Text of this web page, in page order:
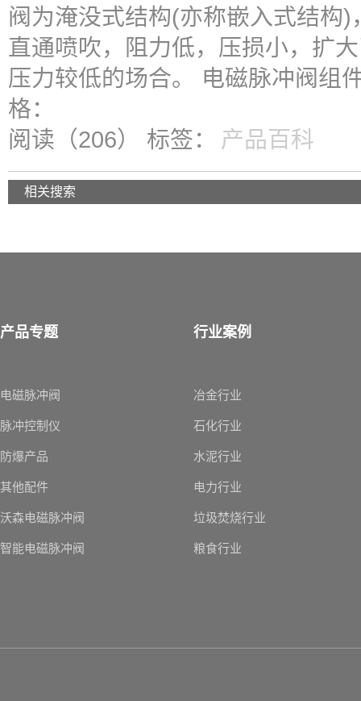
阀为淹没式结构(亦称嵌入式结构
直通喷吹，阻力低，压损小，扩
压力较低的场合。 电磁脉冲阀组
格：
阅读（206） 标签： 产品百科
相关搜索
产品专题
电磁脉冲阀
脉冲控制仪
防爆产品
其他配件
沃森电磁脉冲阀
智能电磁脉冲阀
行业案例
冶金行业
石化行业
水泥行业
电力行业
垃圾焚烧行业
粮食行业